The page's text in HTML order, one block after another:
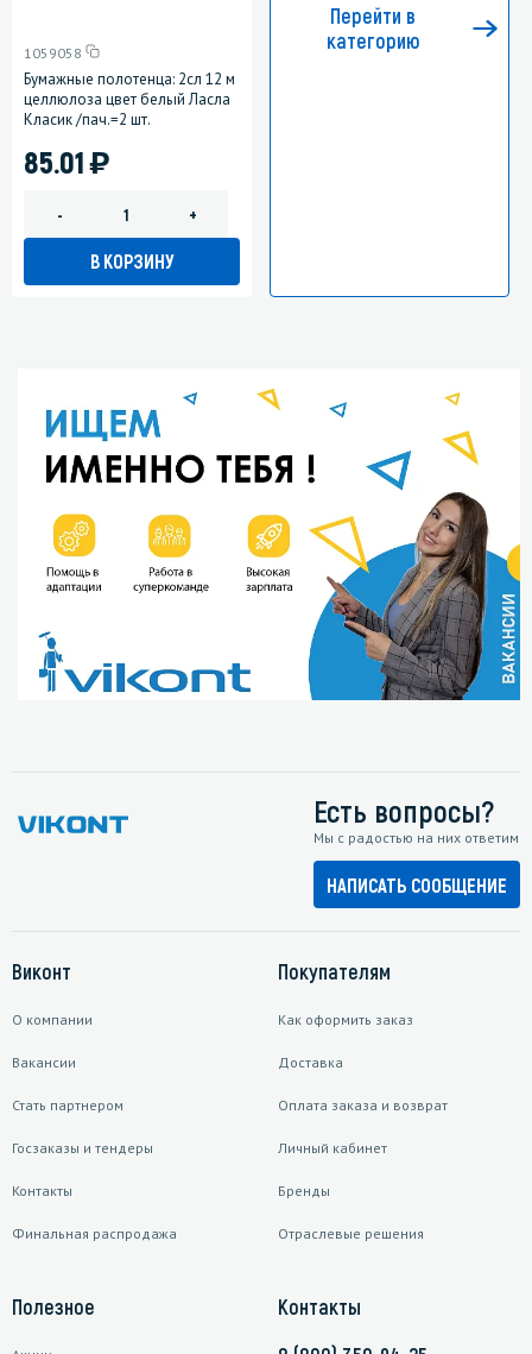
1059058
Бумажные полотенца: 2сл 12 м
целлюлоза цвет белый Ласла
Класик /пач.=2 шт.
85.01)
- +
В КОРЗИНУ
Перейти в
категорию
Есть вопросы?
Мы с радостью на них ответим
НАПИСАТЬ СООБЩЕНИЕ
Виконт
О компании
Вакансии
Стать партнером
Госзаказы и тендеры
Контакты
Финальная распродажа
Покупателям
Как оформить заказ
Доставка
Оплата заказа и возврат
Личный кабинет
Бренды
Отраслевые решения
Полезное
Контакты